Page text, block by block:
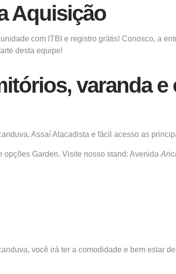
Aquisição
com ITBI e registro grátis! Conosco, a
desta equipe!
varanda e
Assaí Atacadista e fácil acesso as
opções Garden. Visite nosso stand: Avenida
você irá ter a comodidade e bem estar